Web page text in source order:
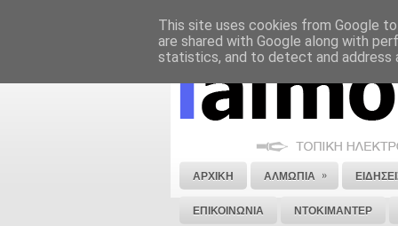
ΝΟΜΙΚΗ ΣΗΜΕΙΩΣΗ ΔΙΑΦΗΜΙΣΗ
ΑΡΧΙΚΗ ΑΛΜΩΠΙΑ »
ΕΠΙΚΟΙΝΩΝΙΑ ΝΤΟΚΙΜΑΝΤΕΡ
This site uses cookies from Google
are shared with Google along with
statistics, and to detect and address